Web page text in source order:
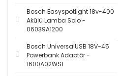
Bosch Easyspotlight 18v-400
Akülü Lamba Solo -
06039A1200
Bosch UniversalUSB 18V-45
Powerbank Adaptör -
1600A02WS1